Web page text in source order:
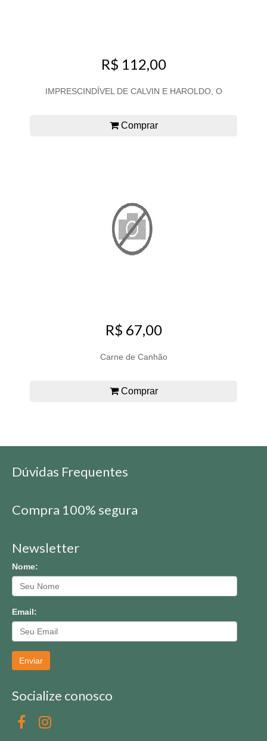
R$ 112,00
IMPRESCINDÍVEL DE CALVIN E HAROLDO, O
Comprar
R$ 67,00
Carne de Canhão
Comprar
Dúvidas Frequentes
Compra 100% segura
Newsletter
Nome:
Email:
Enviar
Socialize conosco